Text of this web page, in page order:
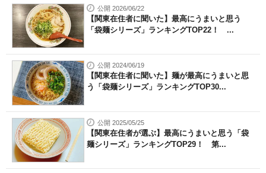
公開 2026/06/22
【関東在住者に聞いた】最高にうまいと思う
「袋麺シリーズ」ランキングTOP22！ ...
公開 2024/06/19
【関東在住者に聞いた】麺が最高にうまいと思
う「袋麺シリーズ」ランキングTOP30...
公開 2025/05/25
【関東在住者が選ぶ】最高にうまいと思う「袋
麺シリーズ」ランキングTOP29！ 第...